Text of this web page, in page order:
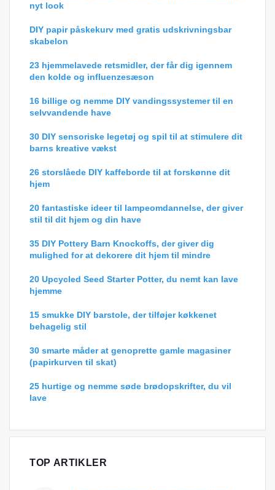
nyt look
DIY papir påskekurv med gratis udskrivningsbar
skabelon
23 hjemmelavede retsmidler, der får dig igennem
den kolde og influenzesæson
16 billige og nemme DIY vandingssystemer til en
selvvandende have
30 DIY sensoriske legetøj og spil til at stimulere dit
barns kreative vækst
26 storslåede DIY kaffeborde til at forskønne dit
hjem
20 fantastiske ideer til lampeomdannelse, der giver
stil til dit hjem og din have
35 DIY Pottery Barn Knockoffs, der giver dig
mulighed for at dekorere dit hjem til mindre
20 Upcycled Seed Starter Potter, du nemt kan lave
hjemme
15 smukke DIY barstole, der tilføjer køkkenet
behagelig stil
30 smarte måder at genoprette gamle magasiner
(papirkurven til skat)
25 hurtige og nemme søde brødopskrifter, du vil
lave
TOP ARTIKLER